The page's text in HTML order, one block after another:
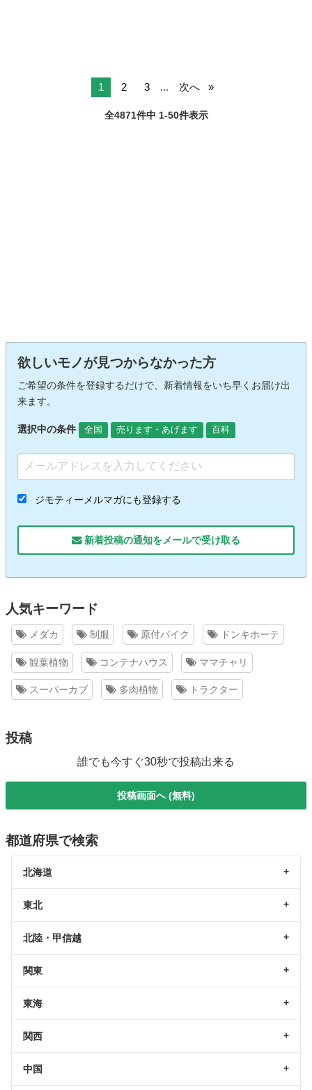
1 2 3 ... 次へ
全4871件中 1-50件表示
欲しいモノが見つからなかった方
ご希望の条件を登録するだけで、新着情報をいち早くお届け出
来ます。
選択中の条件 全国 売ります・あげます 百科
ジモティーメルマガにも登録する
新着投稿の通知をメールで受け取る
人気キーワード
メダカ 制服 原付バイク ドンキホーテ
観葉植物 コンテナハウス ママチャリ
スーパーカブ 多肉植物 トラクター
投稿
誰でも今すぐ30秒で投稿出来る
投稿画面へ (無料)
都道府県で検索
北海道
東北
北陸・甲信越
関東
東海
関西
中国